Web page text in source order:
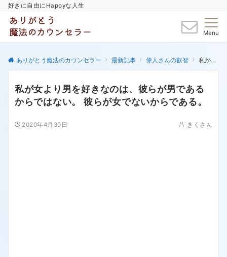
好きに自由にHappyな人生
Menu
ありがとう魔法のカウンセラー 最新記事 偉人さんの叡智 私が女より男を好きなのは、彼らが男であるからではない。 彼らが女でないからである。
私が女より男を好きなのは、彼らが男である
からではない。 彼らが女でないからである。
2020年4月30日 きくさん